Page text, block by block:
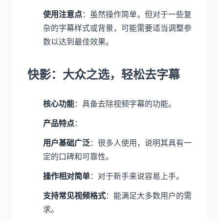
使用注意点：虽然操作简单，但对于一些复
杂的字幕样式或背景，可能需要适当调整参
数以达到最佳效果。
快影：大众之选，轻松去字幕
核心功能：具备去除视频字幕的功能。
产品特点：
用户基础广泛：很多人使用，说明其具有一
定的口碑和可靠性。
操作相对简单：对于新手来说容易上手。
支持常见视频格式：能满足大多数用户的需
求。